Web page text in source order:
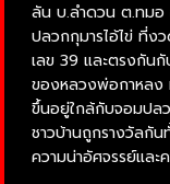
ลัน บ.ลำดวน ต.ทมอ
ปลวกกุมารไอ้ไข่ ที่ง
เลข 39 และตรงกัน
ของหลวงพ่อกาหล
ขึ้นอยู่ใกล้กับจอมปล
ชาวบ้านถูกรางวัลกั
ความน่าอัศจรรย์และ